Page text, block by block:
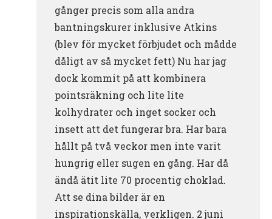
gånger precis som alla andra
bantningskurer inklusive Atkins
(blev för mycket förbjudet och mådde
dåligt av så mycket fett) Nu har jag
dock kommit på att kombinera
pointsräkning och lite lite
kolhydrater och inget socker och
insett att det fungerar bra. Har bara
hållt på två veckor men inte varit
hungrig eller sugen en gång. Har då
ändå ätit lite 70 procentig choklad.
Att se dina bilder är en
inspirationskälla, verkligen. 2 juni